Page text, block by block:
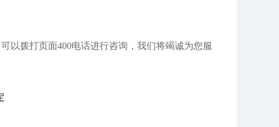
以拨打页面400电话进行咨询，我们将竭诚为您服